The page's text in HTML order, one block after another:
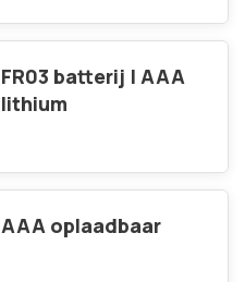
FR03 batterij | AAA
lithium
AAA oplaadbaar